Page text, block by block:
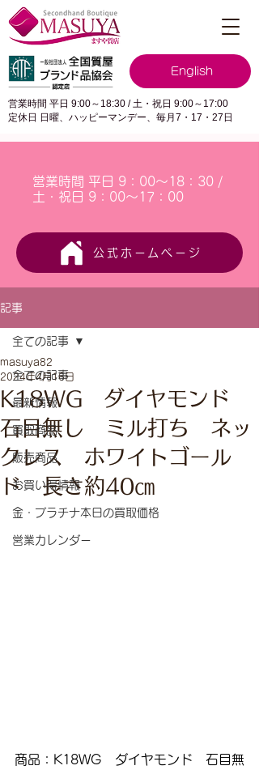
English
営業時間 平日 9:00～18:30 / 土・祝日 9:00～17:00
定休日 日曜、ハッピーマンデー、毎月7・17・27日
営業時間 平日 9：00～18：30 /
土・祝日 9：00～17：00
公式ホームページ
記事
全ての記事
最新情報
買取商品
販売商品
お買い得情報
金・プラチナ本日の買取価格
営業カレンダー
全ての記事
K18WG ダイヤモンド
石目無し ミル打ち ネッ
クレス ホワイトゴール
ド 長さ約40㎝
masuya82
2024年4月16日
商品：K18WG　ダイヤモンド　石目無